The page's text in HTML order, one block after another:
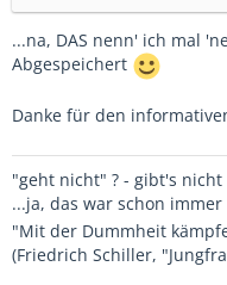
...na, DAS nenn' ich mal
Abgespeichert
Danke für den
"geht nicht" ? - gibt's nicht
...ja, das war schon
"Mit der Dummheit
(Friedrich Schiller,